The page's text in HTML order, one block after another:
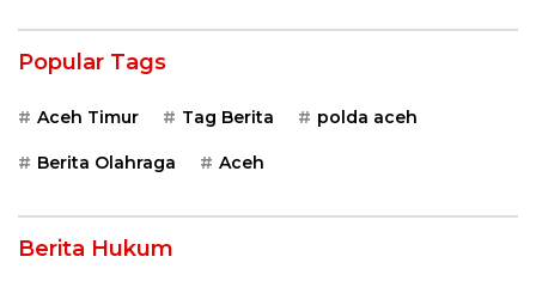
Popular Tags
Aceh Timur Tag Berita polda aceh
Berita Olahraga Aceh
Berita Hukum